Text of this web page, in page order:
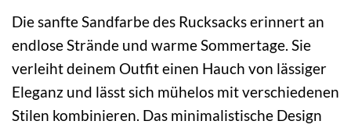
Die sanfte Sandfarbe des Rucksacks erinnert an
endlose Strände und warme Sommertage. Sie
verleiht deinem Outfit einen Hauch von lässiger
Eleganz und lässt sich mühelos mit verschiedenen
Stilen kombinieren. Das minimalistische Design